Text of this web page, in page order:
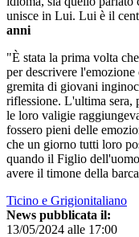
unisce in Lui. Lui è il
anni
"È stata la prima volta
per descrivere
gremita di giovani
riflessione. L'ultima sera,
le loro valigie
fossero pieni delle
che un giorno tutti loro
quando il Figlio
avere il timone della
Ticino e Grigionitaliano
News pubblicata il:
13/05/2024 alle 17:00